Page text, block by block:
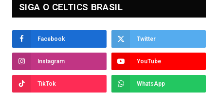
SIGA O CELTICS BRASIL
Facebook Twitter
Instagram YouTube
TikTok WhatsApp